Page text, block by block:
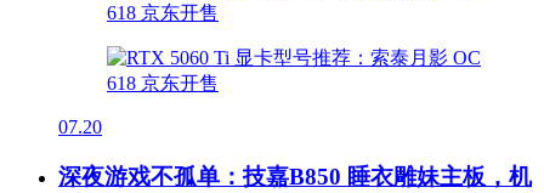
07.20
深夜游戏不孤单：技嘉B850 睡衣雕妹主板，机